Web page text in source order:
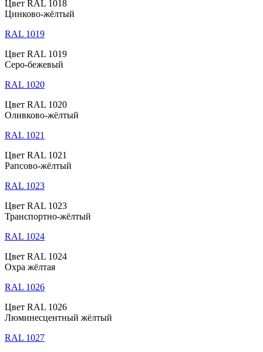
Цвет RAL 1018
Цинково-жёлтый
RAL 1019
Цвет RAL 1019
Серо-бежевый
RAL 1020
Цвет RAL 1020
Оливково-жёлтый
RAL 1021
Цвет RAL 1021
Рапсово-жёлтый
RAL 1023
Цвет RAL 1023
Транспортно-жёлтый
RAL 1024
Цвет RAL 1024
Охра жёлтая
RAL 1026
Цвет RAL 1026
Люминесцентный жёлтый
RAL 1027